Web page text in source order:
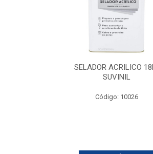
SELADOR ACRILICO
SUVINIL
Código: 10026